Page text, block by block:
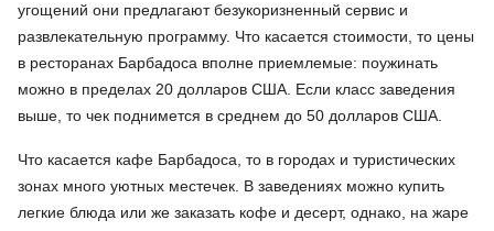
угощений они предлагают безукоризненный сервис и
развлекательную программу. Что касается стоимости, то цены
в ресторанах Барбадоса вполне приемлемые: поужинать
можно в пределах 20 долларов США. Если класс заведения
выше, то чек поднимется в среднем до 50 долларов США.
Что касается кафе Барбадоса, то в городах и туристических
зонах много уютных местечек. В заведениях можно купить
легкие блюда или же заказать кофе и десерт, однако, на жаре